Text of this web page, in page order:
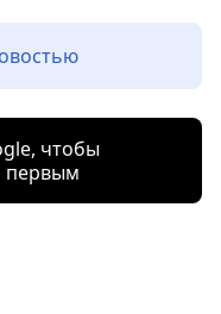
чтобы
первым